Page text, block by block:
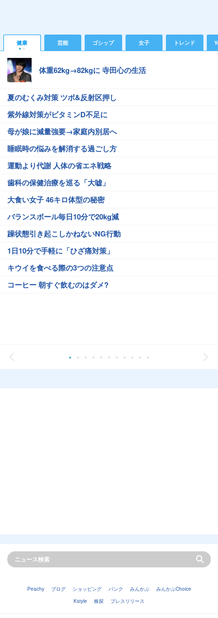
健康 芸能 ゴシップ 女子 トレンド
体重62kg→82kgに 寺田心の生活
夏のむくみ対策 ツボ&反射区押し
紫外線対策がビタミンD不足に
母が娘に減量強要→家庭内別居へ
睡眠時の悩みを解消する過ごし方
運動より代謝 人体の省エネ戦略
歯科の保健治療を巡る「大嘘」
大食い女子 46キロ体型の秘密
バランスボール毎日10分で20kg減
躁状態引き起こしかねないNG行動
1日10分で手軽に「ひざ痛対策」
キウイを食べる際の3つの注意点
コーヒー 朝すぐ飲むのはダメ?
Peachy ブログ ショッピング バンク みんかぶ
みんかぶChoice
Kstyle
株探 プレスリリース